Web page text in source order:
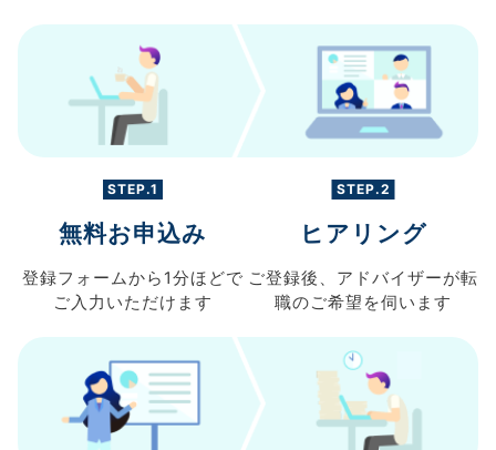
STEP.1
無料お申込み
登録フォームから 1分ほどで
ご入力 いただけます
STEP.2
ヒアリング
ご登録後、 アドバイザーが転
職のご希望を伺います